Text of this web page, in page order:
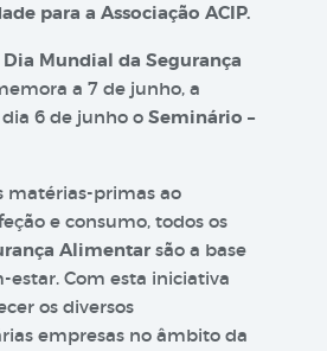
para a Associação ACIP.
Dia Mundial da Segurança
a 7 de junho, a
6 de junho o Seminário –
matérias-primas ao
e consumo, todos os
Alimentar são a base
estar. Com esta iniciativa
os diversos
empresas no âmbito da